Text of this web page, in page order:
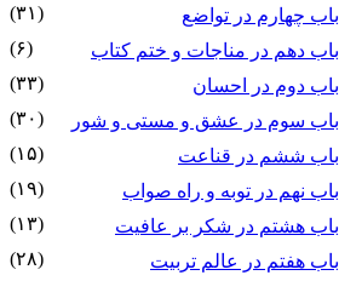
باب چهارم در تواضع
(۳۱)
باب دهم در مناجات و ختم کتاب
(۶)
باب دوم در احسان
(۳۳)
باب سوم در عشق و مستی و شور
(۳۰)
باب ششم در قناعت
(۱۵)
باب نهم در توبه و راه صواب
(۱۹)
باب هشتم در شکر بر عافیت
(۱۳)
باب هفتم در عالم تربیت
(۲۸)